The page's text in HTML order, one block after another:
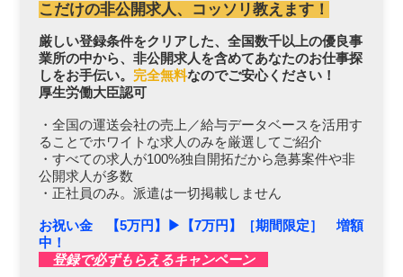
こだけの非公開求人、コッソリ教えます！
厳しい登録条件をクリアした、全国数千以上の優良事
業所の中から、非公開求人を含めてあなたのお仕事探
しをお手伝い。 完全無料なのでご安心ください！
厚生労働大臣認可
・全国の運送会社の売上／給与データベースを活用す
ることでホワイトな求人のみを厳選してご紹介
・すべての求人が100%独自開拓だから急募案件や非
公開求人が多数
・正社員のみ。派遣は一切掲載しません
お祝い金 【5万円】▶︎【7万円】［期間限定］ 増額
中！
登録で必ずもらえるキャンペーン